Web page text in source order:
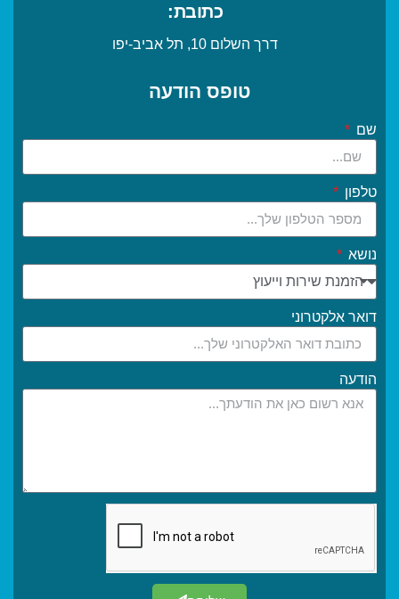
כתובת:
דרך השלום 10, תל אביב-יפו
טופס הודעה
שם
טלפון
נושא
דואר אלקטרוני
הודעה